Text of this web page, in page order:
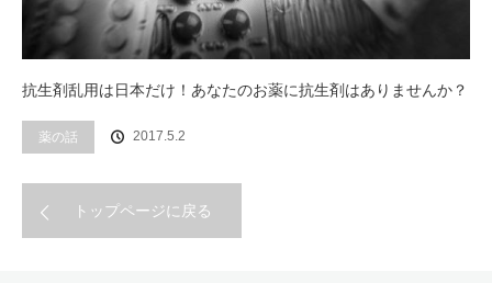
抗生剤乱用は日本だけ！あなたのお薬に抗生剤はありませんか？
薬の話 2017.5.2
トップページに戻る